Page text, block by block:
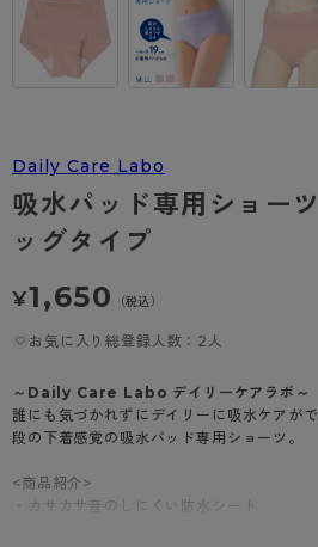
- パンティ部レスストッキ
タイツ
- 柄タイツ
- ひざ下丈タイツ
- 着圧タイツ
ソックス・靴下
レギンス・スパッツ
ショーツ
- レギュラーショーツ
- ガードル・補正ショーツ
肌着・インナー
- 長袖（七分袖以上）
- タンクトップ
- カップ付きインナー
アクティブ・スポーツ
- スポーツブラ
- スポーツボトムス
雑貨・小物
肌着・インナー
スクールソックス
ショーツ
レギュラーショーツ
ボクサー
フェイクタイツ
hotto comfort
BT
スクールタイム
CLINICAL
ハイジュニ
タイツの選び方
はじめての方へ
よくある質問（FAQ）
お支払い方法について
配送方法について
返品・交換について
お問い合わせについて
Daily Care Labo
吸水パッド専用ショー
ッグタイプ
¥1,650 （税込）
お気に入り総登録人数：2人
～Daily Care Labo デイリーケアラボ～
誰にも気づかれずにデイリーに吸水ケアが
段の下着感覚の吸水パッド専用ショーツ。
<商品紹介>
・カサカサ音のしにくい防水シート